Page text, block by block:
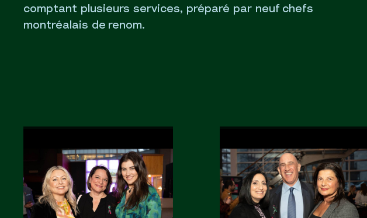
comptant plusieurs services, préparé par neuf chefs
montréalais de renom.